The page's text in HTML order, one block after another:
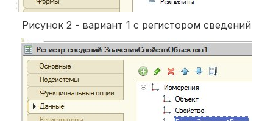
Рисунок 2 - вариант 1 с регистором сведений